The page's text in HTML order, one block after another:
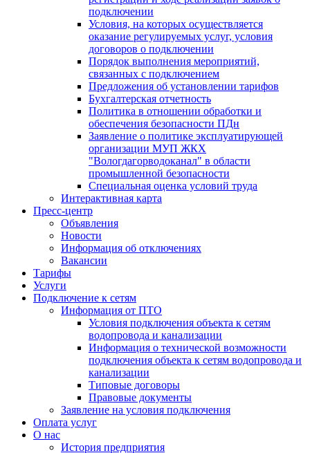
подключении
Условия, на которых осуществляется
оказание регулируемых услуг, условия
договоров о подключении
Порядок выполнения мероприятий,
связанных с подключением
Предложения об установлении тарифов
Бухгалтерская отчетность
Политика в отношении обработки и
обеспечения безопасности ПДн
Заявление о политике эксплуатирующей
организации МУП ЖКХ
"Вологдагорводоканал" в области
промышленной безопасности
Специальная оценка условий труда
Интерактивная карта
Пресс-центр
Объявления
Новости
Информация об отключениях
Вакансии
Тарифы
Услуги
Подключение к сетям
Информация от ПТО
Условия подключения объекта к сетям
водопровода и канализации
Информация о технической возможности
подключения объекта к сетям водопровода и
канализации
Типовые договоры
Правовые документы
Заявление на условия подключения
Оплата услуг
О нас
История предприятия